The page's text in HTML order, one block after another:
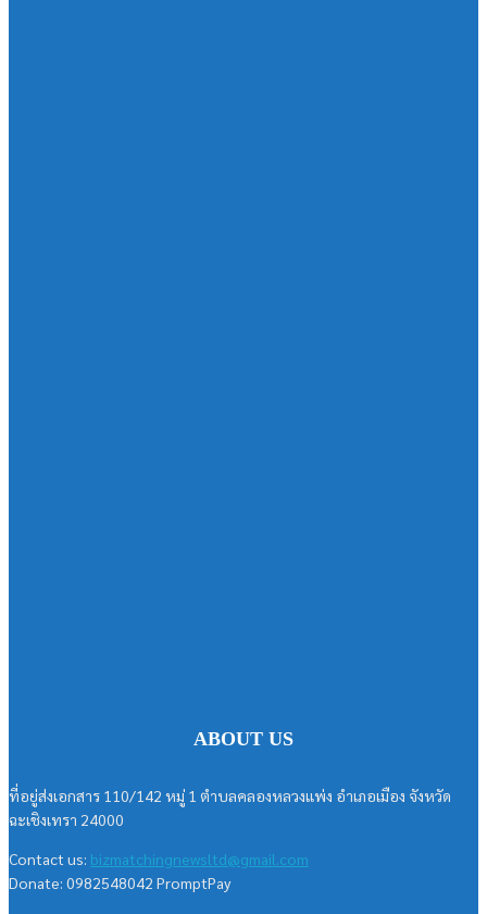
ABOUT US
ที่อยู่ส่งเอกสาร 110/142 หมู่ 1 ตำบลคลองหลวงแพ่ง อำเภอเมือง จังหวัด
ฉะเชิงเทรา 24000
Contact us: bizmatchingnewsltd@gmail.com
Donate: 0982548042 PromptPay